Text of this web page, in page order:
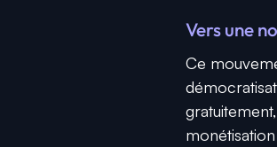
Vers une
Ce